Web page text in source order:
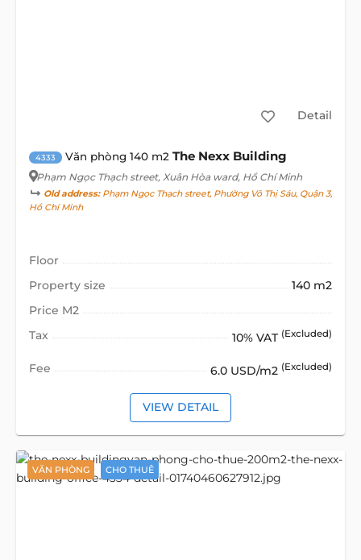
Detail
4333 Văn phòng 140 m2 The Nexx Building
Phạm Ngọc Thạch street, Xuân Hòa ward, Hồ Chí Minh
Old address:Phạm Ngọc Thạch street, Phường Võ Thị Sáu, Quận 3,
Hồ Chí Minh
Floor
Property size
140 m2
Price M2
Tax
10% VAT (Excluded)
Fee 6.0 USD/m2 (Excluded)
VIEW DETAIL
VĂN PHÒNG CHO THUÊ